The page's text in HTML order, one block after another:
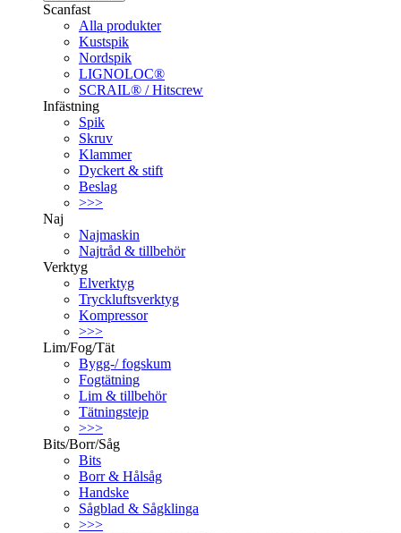
Scanfast
Alla produkter
Kustspik
Nordspik
LIGNOLOC®
SCRAIL® / Hitscrew
Infästning
Spik
Skruv
Klammer
Dyckert & stift
Beslag
>>>
Naj
Najmaskin
Najtråd & tillbehör
Verktyg
Elverktyg
Tryckluftsverktyg
Kompressor
>>>
Lim/Fog/Tät
Bygg-/ fogskum
Fogtätning
Lim & tillbehör
Tätningstejp
>>>
Bits/Borr/Såg
Bits
Borr & Hålsåg
Handske
Sågblad & Sågklinga
>>>